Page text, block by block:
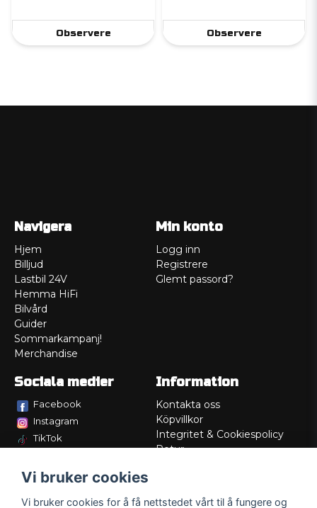
Observere Observere
Navigera
Hjem
Billjud
Lastbil 24V
Hemma HiFi
Bilvård
Guider
Sommarkampanj!
Merchandise
Min konto
Logg inn
Registrere
Glemt passord?
Sociala medier
Facebook
Instagram
TikTok
Information
Kontakta oss
Köpvillkor
Integritet & Cookiespolicy
Retur
Lådritning
Vi bruker cookies
Vi bruker cookies for å få nettstedet vårt til å fungere og